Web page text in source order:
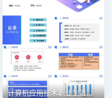
计算机应用技术职业生涯规划PPT模板